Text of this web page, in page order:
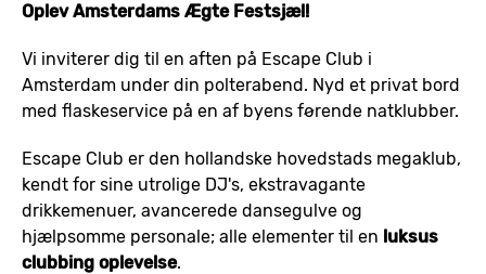
Oplev Amsterdams Ægte Festsjæl!
Vi inviterer dig til en aften på Escape Club i
Amsterdam under din polterabend. Nyd et privat bord
med flaskeservice på en af byens førende natklubber.
Escape Club er den hollandske hovedstads megaklub,
kendt for sine utrolige DJ's, ekstravagante
drikkemenuer, avancerede dansegulve og
hjælpsomme personale; alle elementer til en luksus
clubbing oplevelse.